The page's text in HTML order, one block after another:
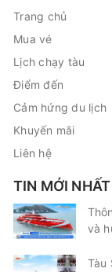
Trang chủ
Mua vé
Lịch chạy tàu
Điểm đến
Cảm hứng du lịch
Khuyến mãi
Liên hệ
TIN MỚI NHẤT
và
Tàu